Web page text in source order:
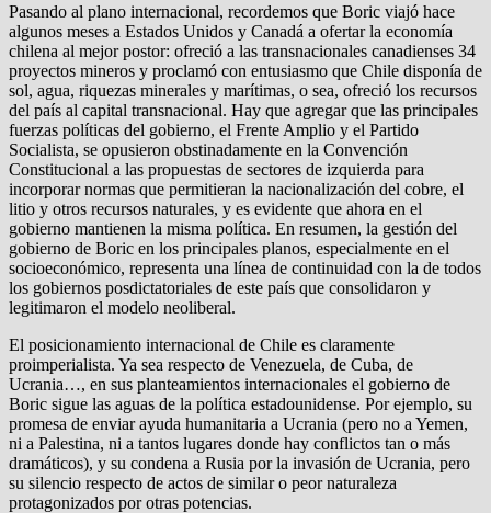
Pasando al plano internacional, recordemos que Boric viajó hace
algunos meses a Estados Unidos y Canadá a ofertar la economía
chilena al mejor postor: ofreció a las transnacionales canadienses 34
proyectos mineros y proclamó con entusiasmo que Chile disponía de
sol, agua, riquezas minerales y marítimas, o sea, ofreció los recursos
del país al capital transnacional. Hay que agregar que las principales
fuerzas políticas del gobierno, el Frente Amplio y el Partido
Socialista, se opusieron obstinadamente en la Convención
Constitucional a las propuestas de sectores de izquierda para
incorporar normas que permitieran la nacionalización del cobre, el
litio y otros recursos naturales, y es evidente que ahora en el
gobierno mantienen la misma política. En resumen, la gestión del
gobierno de Boric en los principales planos, especialmente en el
socioeconómico, representa una línea de continuidad con la de todos
los gobiernos posdictatoriales de este país que consolidaron y
legitimaron el modelo neoliberal.
El posicionamiento internacional de Chile es claramente
proimperialista. Ya sea respecto de Venezuela, de Cuba, de
Ucrania…, en sus planteamientos internacionales el gobierno de
Boric sigue las aguas de la política estadounidense. Por ejemplo, su
promesa de enviar ayuda humanitaria a Ucrania (pero no a Yemen,
ni a Palestina, ni a tantos lugares donde hay conflictos tan o más
dramáticos), y su condena a Rusia por la invasión de Ucrania, pero
su silencio respecto de actos de similar o peor naturaleza
protagonizados por otras potencias.